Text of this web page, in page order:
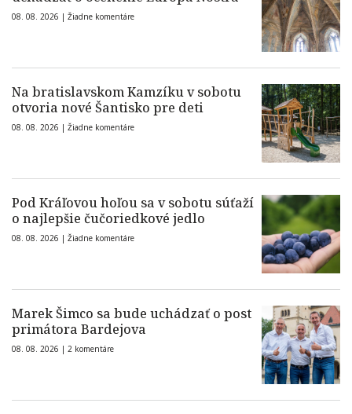
08. 08. 2026 | Žiadne komentáre
Na bratislavskom Kamzíku v sobotu
otvoria nové Šantisko pre deti
08. 08. 2026 | Žiadne komentáre
Pod Kráľovou hoľou sa v sobotu súťaží
o najlepšie čučoriedkové jedlo
08. 08. 2026 | Žiadne komentáre
Marek Šimco sa bude uchádzať o post
primátora Bardejova
08. 08. 2026 | 2 komentáre